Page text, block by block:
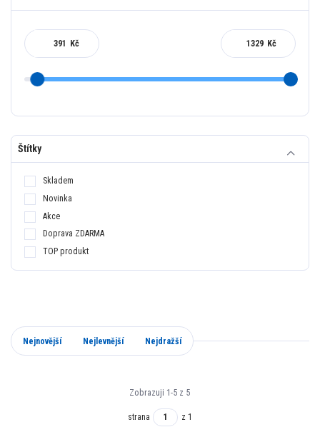
Kč Kč
Štítky
Skladem
Novinka
Akce
Doprava ZDARMA
TOP produkt
Nejnovější Nejlevnější Nejdražší
Zobrazuji 1-5 z 5
strana z 1